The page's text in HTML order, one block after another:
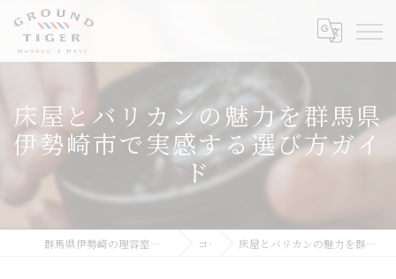
床屋とバリカンの魅力を群馬県
伊勢崎市で実感する選び方ガイ
ド
群馬県伊勢崎の理容室ならGROUND TIGER Barber's Base コラム 床屋とバリカンの魅力を群馬県伊勢崎市で実感する選び方ガイド